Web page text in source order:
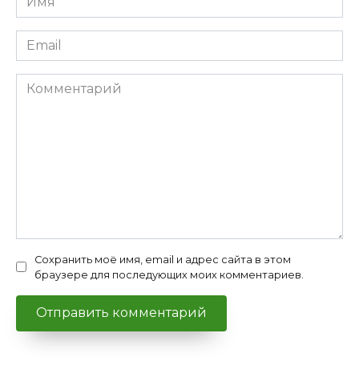
*
Email
*
Комментарий
Сохранить моё имя, email и адрес сайта в этом
браузере для последующих моих комментариев.